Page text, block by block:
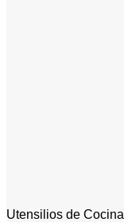
Utensilios de Cocina